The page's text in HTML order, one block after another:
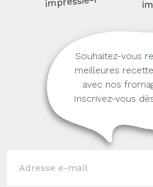
Souhaitez-vous
meilleures
avec nos
Inscrivez-vous